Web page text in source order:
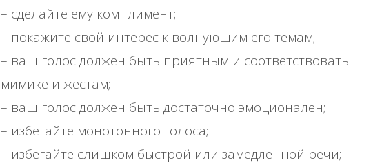
– сделайте ему комплимент;
– покажите свой интерес к волнующим его темам;
– ваш голос должен быть приятным и соответствовать
мимике и жестам;
– ваш голос должен быть достаточно эмоционален;
– избегайте монотонного голоса;
– избегайте слишком быстрой или замедленной речи;